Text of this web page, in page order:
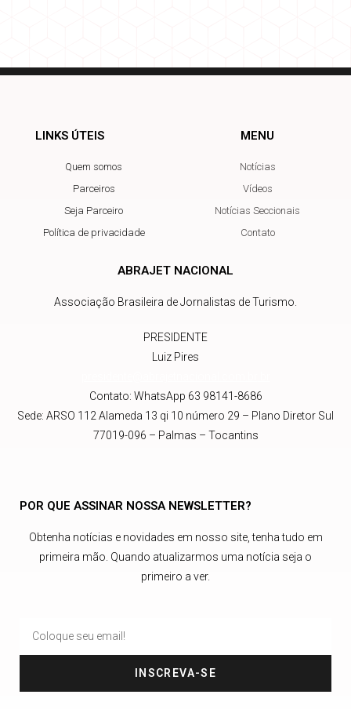
LINKS ÚTEIS
Quem somos
Parceiros
Seja Parceiro
Política de privacidade
MENU
Notícias
Vídeos
Notícias Seccionais
Contato
ABRAJET NACIONAL
Associação Brasileira de Jornalistas de Turismo.
PRESIDENTE
Luiz Pires
Contato: WhatsApp 63 98141-8686
Sede: ARSO 112 Alameda 13 qi 10 número 29 – Plano Diretor Sul
77019-096 – Palmas – Tocantins
POR QUE ASSINAR NOSSA NEWSLETTER?
Obtenha notícias e novidades em nosso site, tenha tudo em
primeira mão. Quando atualizarmos uma notícia seja o
primeiro a ver.
INSCREVA-SE